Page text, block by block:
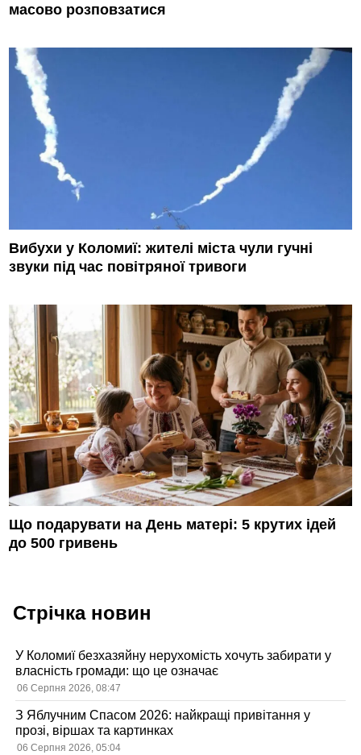
масово розповзатися
Вибухи у Коломиї: жителі міста чули гучні
звуки під час повітряної тривоги
Що подарувати на День матері: 5 крутих ідей
до 500 гривень
Стрічка новин
У Коломиї безхазяйну нерухомість хочуть забирати у
власність громади: що це означає
06 Серпня 2026, 08:47
З Яблучним Спасом 2026: найкращі привітання у
прозі, віршах та картинках
06 Серпня 2026, 05:04